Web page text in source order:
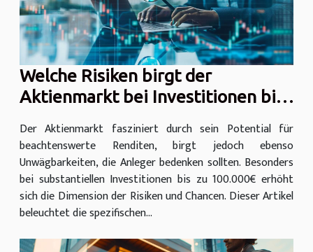
Welche Risiken birgt der
Aktienmarkt bei Investitionen bis
Der Aktienmarkt fasziniert durch sein Potential für
beachtenswerte Renditen, birgt jedoch ebenso
Unwägbarkeiten, die Anleger bedenken sollten. Besonders
bei substantiellen Investitionen bis zu 100.000€ erhöht
sich die Dimension der Risiken und Chancen. Dieser Artikel
beleuchtet die spezifischen...